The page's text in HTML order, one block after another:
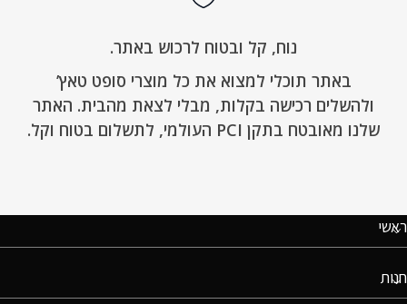
נוח, קל ובטוח לרכוש באתר.
באתר תוכלי למצוא את כל מוצרי סופט טאץ’
ולהשלים רכישה בקלות, מבלי לצאת מהבית. האתר
שלנו מאובטח בתקן PCI העולמי, לתשלום בטוח וקל.
ראשי
חנות